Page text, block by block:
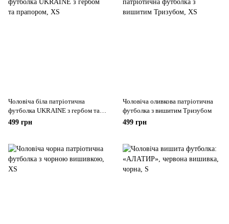
Чоловіча біла патріотична
футболка UKRAINE з гербом та
прапором
499 грн
Чоловіча оливкова патріотична
футболка з вишитим Тризубом
499 грн